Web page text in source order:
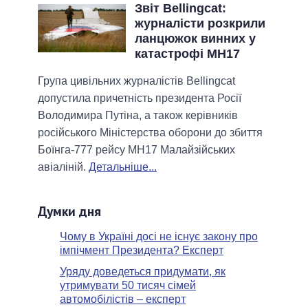
Звіт Bellingcat:
журналісти розкрили
ланцюжок винних у
катастрофі МН17
Група цивільних журналістів Bellingcat
допустила причетність президента Росії
Володимира Путіна, а також керівників
російського Міністерства оборони до збиття
Боїнга-777 рейсу MH17 Малайзійських
авіаліній. Детальніше...
Думки дня
Чому в Україні досі не існує закону про
імпічмент Президента? Експерт
Уряду доведеться придумати, як
утримувати 50 тисяч сімей
автомобілістів – експерт